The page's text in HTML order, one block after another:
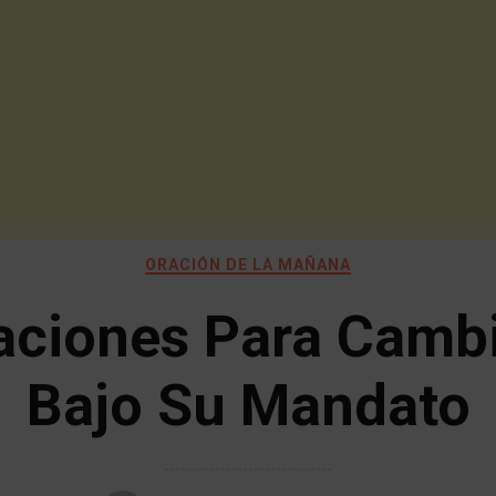
ORACIÓN DE LA MAÑANA
Para
Bajo Su Mandato